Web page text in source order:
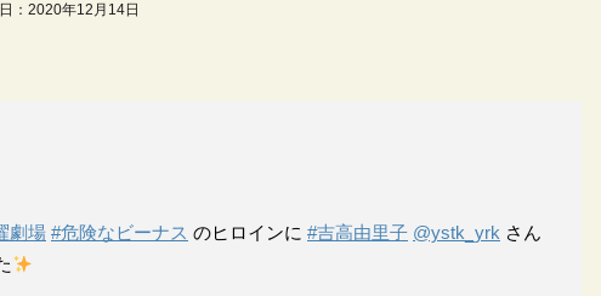
： 2020年12月14日
劇場 #危険なビーナス のヒロインに #吉高由里子 @ystk_yrk さん